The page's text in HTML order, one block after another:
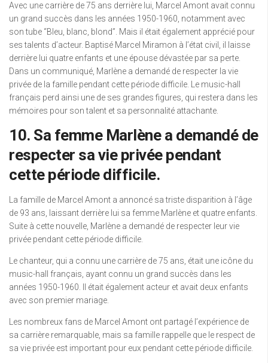
Avec une carrière de 75 ans derrière lui, Marcel Amont avait connu
un grand succès dans les années 1950-1960, notamment avec
son tube “Bleu, blanc, blond”. Mais il était également apprécié pour
ses talents d’acteur. Baptisé Marcel Miramon à l’état civil, il laisse
derrière lui quatre enfants et une épouse dévastée par sa perte.
Dans un communiqué, Marlène a demandé de respecter la vie
privée de la famille pendant cette période difficile. Le music-hall
français perd ainsi une de ses grandes figures, qui restera dans les
mémoires pour son talent et sa personnalité attachante.
10. Sa femme Marlène a demandé de
respecter sa vie privée pendant
cette période difficile.
La famille de Marcel Amont a annoncé sa triste disparition à l’âge
de 93 ans, laissant derrière lui sa femme Marlène et quatre enfants.
Suite à cette nouvelle, Marlène a demandé de respecter leur vie
privée pendant cette période difficile.
Le chanteur, qui a connu une carrière de 75 ans, était une icône du
music-hall français, ayant connu un grand succès dans les
années 1950-1960. Il était également acteur et avait deux enfants
avec son premier mariage.
Les nombreux fans de Marcel Amont ont partagé l’expérience de
sa carrière remarquable, mais sa famille rappelle que le respect de
sa vie privée est important pour eux pendant cette période difficile.